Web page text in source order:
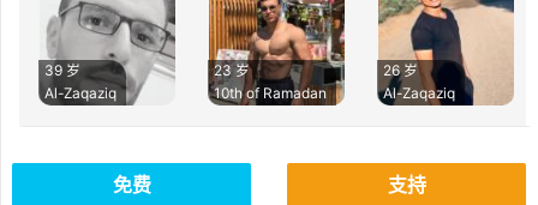
39 岁
Al-Zaqaziq‎
23 岁
10th of Ramadan
26 岁
Al-Zaqaziq‎
免费 支持